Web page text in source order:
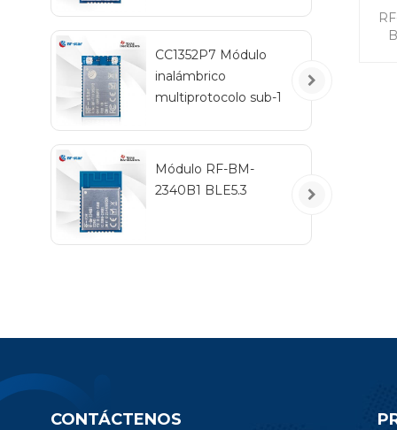
CC1352P7 Módulo
inalámbrico
multiprotocolo sub-1
Módulo RF-BM-
2340B1 BLE5.3
CONTÁCTENOS